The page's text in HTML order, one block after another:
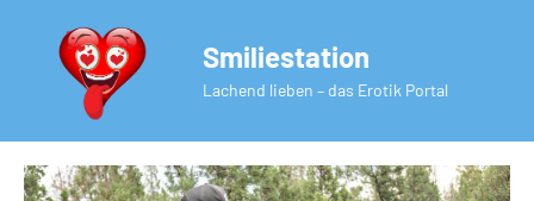
springen
Smiliestation
Lachend lieben – das Erotik Portal